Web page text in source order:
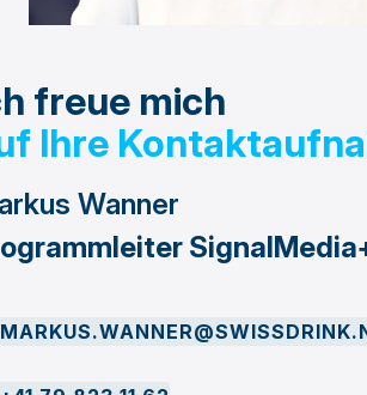
freue mich
Ihre
Wanner